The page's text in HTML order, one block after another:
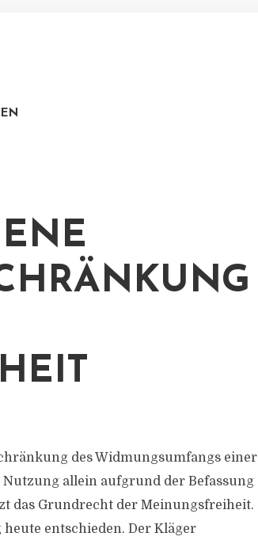
des Widmungsumfangs einer
allein aufgrund der Befassung
das Grundrecht der Meinungsfreiheit.
entschieden. Der Kläger